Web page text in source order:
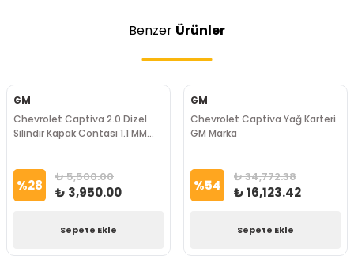
Benzer Ürünler
GM
Chevrolet Captiva 2.0 Dizel
Silindir Kapak Contası 1.1 MM
%28 ₺ 5,500.00
₺ 3,950.00
Sepete Ekle
GM
Chevrolet Captiva Yağ Karteri
GM Marka
%54 ₺ 34,772.38
₺ 16,123.42
Sepete Ekle